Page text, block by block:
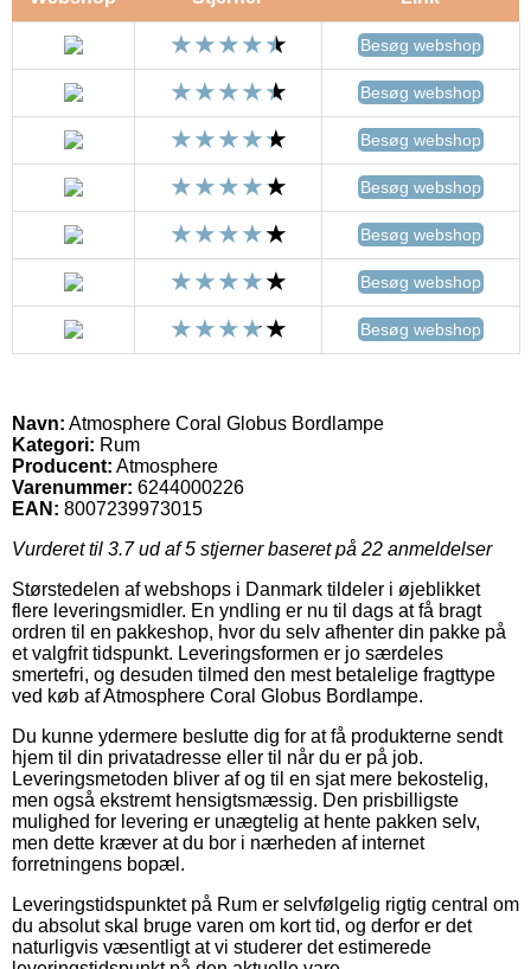
Besøg webshop
Besøg webshop
Besøg webshop
Besøg webshop
Besøg webshop
Besøg webshop
Besøg webshop
Navn: Atmosphere Coral Globus Bordlampe
Kategori: Rum
Producent: Atmosphere
Varenummer: 6244000226
EAN: 8007239973015
Vurderet til 3.7ud af 5 stjerner baseret på 22 anmeldelser
Størstedelen af webshops i Danmark tildeler i øjeblikket
flere leveringsmidler. En yndling er nu til dags at få bragt
ordren til en pakkeshop, hvor du selv afhenter din pakke på
et valgfrit tidspunkt. Leveringsformen er jo særdeles
smertefri, og desuden tilmed den mest betalelige fragttype
ved køb af Atmosphere Coral Globus Bordlampe.
Du kunne ydermere beslutte dig for at få produkterne sendt
hjem til din privatadresse eller til når du er på job.
Leveringsmetoden bliver af og til en sjat mere bekostelig,
men også ekstremt hensigtsmæssig. Den prisbilligste
mulighed for levering er unægtelig at hente pakken selv,
men dette kræver at du bor i nærheden af internet
forretningens bopæl.
Leveringstidspunktet på Rum er selvfølgelig rigtig central om
du absolut skal bruge varen om kort tid, og derfor er det
naturligvis væsentligt at vi studerer det estimerede